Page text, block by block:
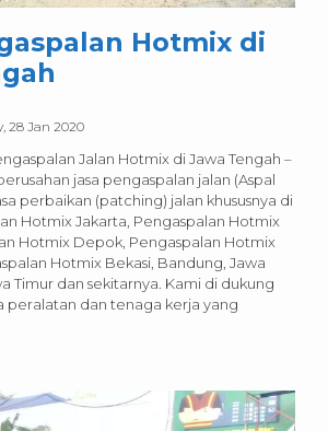
Hotmix di
28 Jan 2020
Jalan Hotmix di Jawa Tengah –
jasa pengaspalan jalan (Aspal
perbaikan (patching) jalan khususnya di
Hotmix Jakarta, Pengaspalan Hotmix
Hotmix Depok, Pengaspalan Hotmix
Hotmix Bekasi, Bandung, Jawa
Timur dan sekitarnya. Kami di dukung
peralatan dan tenaga kerja yang